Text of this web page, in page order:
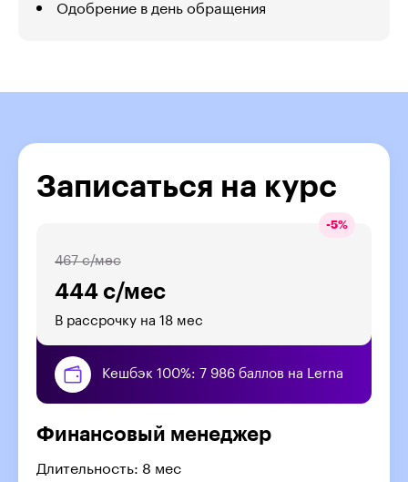
Одобрение в день обращения
Записаться на курс
-5%
444 с/мес
467 с/мес
В рассрочку на 18 мес
Кешбэк 100%: 7 986 баллов на Lerna
Финансовый менеджер
Длительность: 8 мес